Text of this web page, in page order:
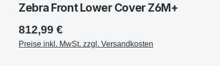
Zebra Front Lower Cover Z6M+
812,99 €
Preise inkl. MwSt. zzgl. Versandkosten